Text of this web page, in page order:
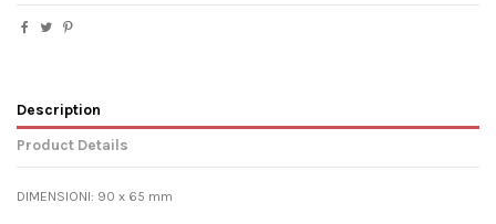
Description
Product Details
DIMENSIONI: 90 x 65 mm